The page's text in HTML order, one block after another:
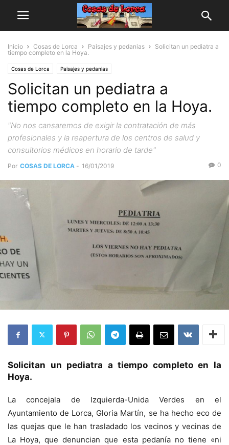
Inicio Cosas de Lorca Paisajes y pedanias
Solicitan un pediatra a
tiempo completo en la Hoya.
Cosas de Lorca Paisajes y pedanias
Solicitan un pediatra a
tiempo completo en la Hoya.
"No nos cansaremos de exigir la contratación de más
profesionales y la reapertura de los centros de salud y
consultorios médicos en horario de tarde"
Por COSAS DE LORCA - 16/01/2019 0
Solicitan un pediatra a tiempo completo en la
Hoya.
La concejala de Izquierda-Unida Verdes en el
Ayuntamiento de Lorca, Gloria Martín, se ha hecho eco de
las quejas que le han trasladado los vecinos y vecinas de
La Hoya, que denuncian que esta pedanía no tiene «ni